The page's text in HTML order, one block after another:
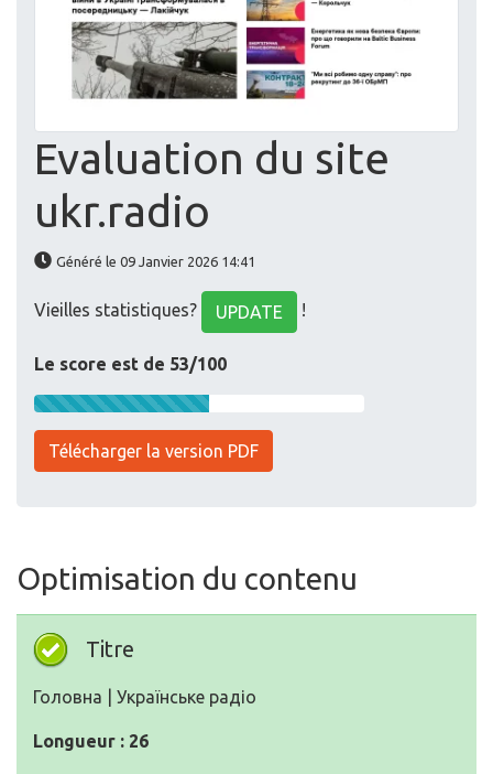
Evaluation du site
ukr.radio
Généré le 09 Janvier 2026 14:41
Vieilles statistiques? UPDATE !
Le score est de 53/100
Télécharger la version PDF
Optimisation du contenu
Titre
Головна | Українське радіо
Longueur : 26